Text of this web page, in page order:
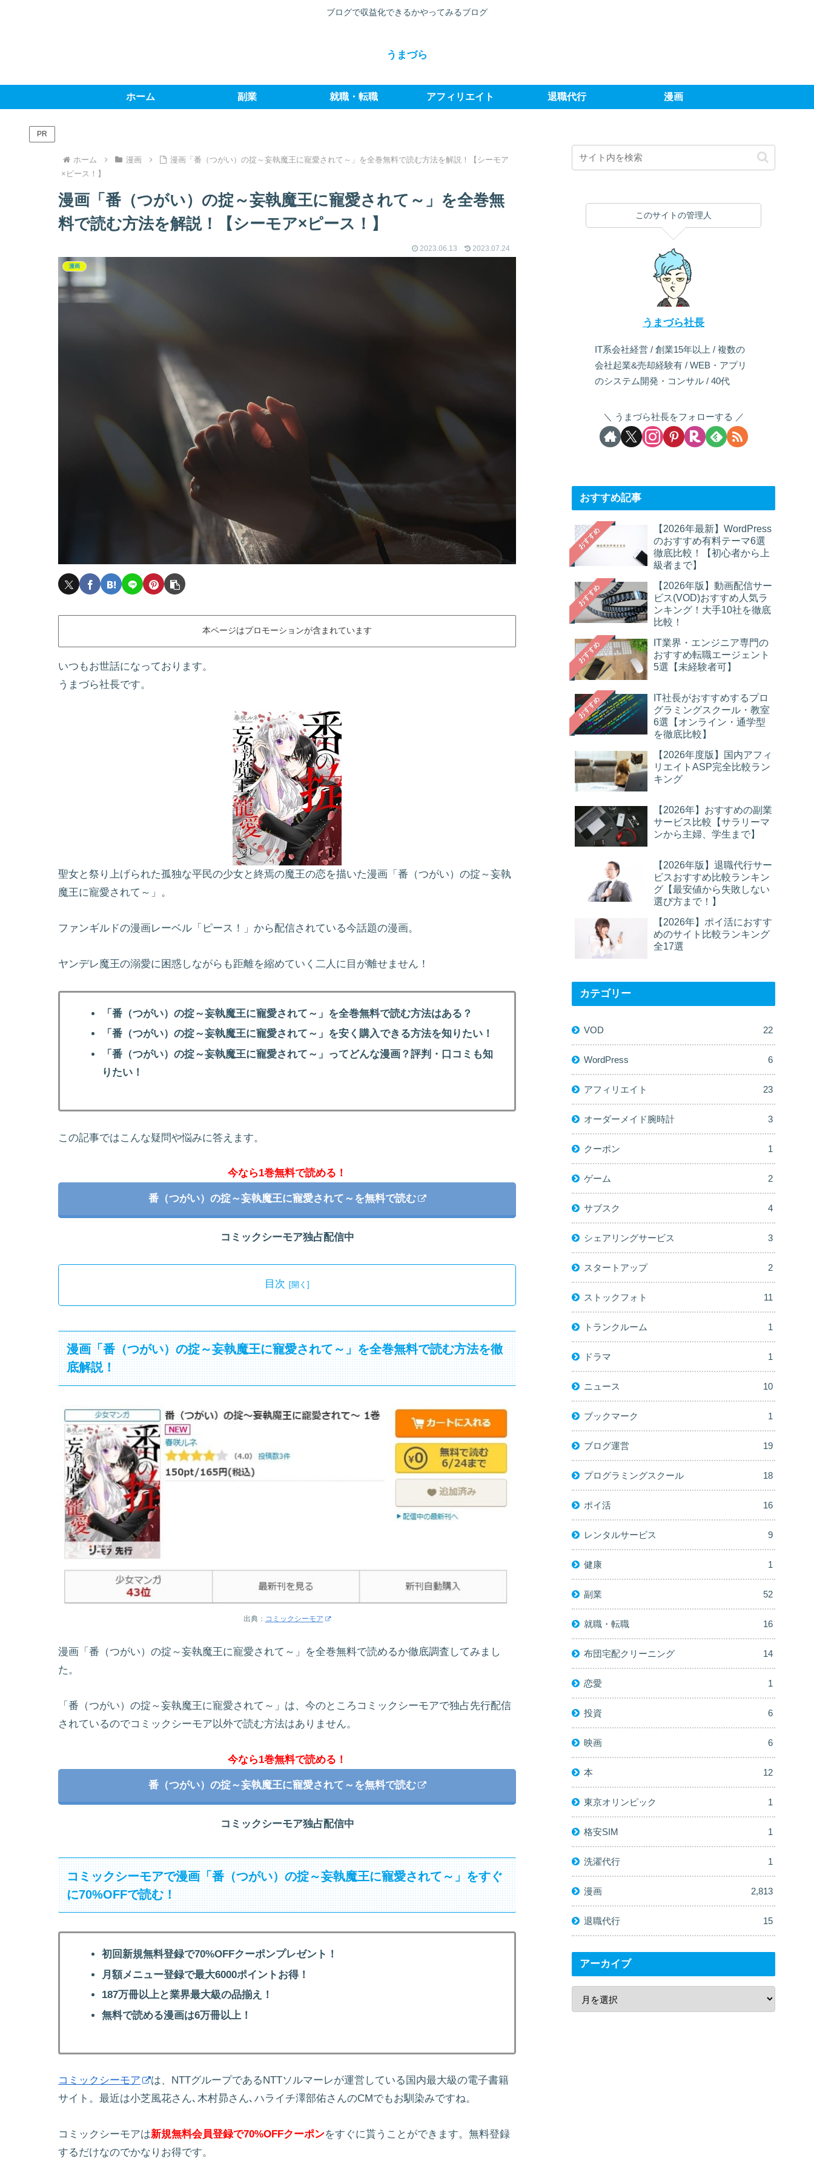
ブログで収益化できるかやってみるブログ
うまづら
ホーム 副業 就職・転職 アフィリエイト 退職代行 漫画
PR
ホーム 漫画
漫画「番（つがい）の掟～妄執魔王に寵愛されて～」を全巻無料で読む方法を解説！【シーモア
×ピース！】
漫画「番（つがい）の掟～妄執魔王に寵愛されて～」を全巻無
料で読む方法を解説！【シーモア×ピース！】
2023.06.13 2023.07.24
漫画
本ページはプロモーションが含まれています
いつもお世話になっております。
うまづら社長です。
聖女と祭り上げられた孤独な平民の少女と終焉の魔王の恋を描いた漫画「番（つがい）の掟～妄執
魔王に寵愛されて～」。
ファンギルドの漫画レーベル「ピース！」から配信されている今話題の漫画。
ヤンデレ魔王の溺愛に困惑しながらも距離を縮めていく二人に目が離せません！
「番（つがい）の掟～妄執魔王に寵愛されて～」を全巻無料で読む方法はある？
「番（つがい）の掟～妄執魔王に寵愛されて～」を安く購入できる方法を知りたい！
「番（つがい）の掟～妄執魔王に寵愛されて～」ってどんな漫画？評判・口コミも知
りたい！
この記事ではこんな疑問や悩みに答えます。
今なら1巻無料で読める！
番（つがい）の掟～妄執魔王に寵愛されて～を無料で読む
コミックシーモア独占配信中
目次
漫画「番（つがい）の掟～妄執魔王に寵愛されて～」を全巻無料で読む方法を徹
底解説！
出典： コミックシーモア
漫画「番（つがい）の掟～妄執魔王に寵愛されて～」を全巻無料で読めるか徹底調査してみまし
た。
「番（つがい）の掟～妄執魔王に寵愛されて～」は、今のところコミックシーモアで独占先行配信
されているのでコミックシーモア以外で読む方法はありません。
今なら1巻無料で読める！
番（つがい）の掟～妄執魔王に寵愛されて～を無料で読む
コミックシーモア独占配信中
コミックシーモアで漫画「番（つがい）の掟～妄執魔王に寵愛されて～」をすぐ
に70%OFFで読む！
初回新規無料登録で70%OFFクーポンプレゼント！
月額メニュー登録で最大6000ポイントお得！
187万冊以上と業界最大級の品揃え！
無料で読める漫画は6万冊以上！
コミックシーモア
は、NTTグループであるNTTソルマーレが運営している国内最大級の電子書籍
サイト。最近は小芝風花さん､木村昴さん､ハライチ澤部佑さんのCMでもお馴染みですね。
コミックシーモアは新規無料会員登録で70%OFFクーポンをすぐに貰うことができます。無料登録
するだけなのでかなりお得です。
このサイトの管理人
うまづら社長
IT系会社経営 / 創業15年以上 / 複数の
会社起業&売却経験有 / WEB・アプリ
のシステム開発・コンサル / 40代
うまづら社長をフォローする
おすすめ記事
おすすめ
【2026年最新】WordPress
のおすすめ有料テーマ6選
徹底比較！【初心者から上
級者まで】
おすすめ
【2026年版】動画配信サー
ビス(VOD)おすすめ人気ラ
ンキング！大手10社を徹底
比較！
おすすめ
IT業界・エンジニア専門の
おすすめ転職エージェント
5選【未経験者可】
おすすめ
IT社長がおすすめするプロ
グラミングスクール・教室
6選【オンライン・通学型
を徹底比較】
【2026年度版】国内アフィ
リエイトASP完全比較ラン
キング
【2026年】おすすめの副業
サービス比較【サラリーマ
ンから主婦、学生まで】
【2026年版】退職代行サー
ビスおすすめ比較ランキン
グ【最安値から失敗しない
選び方まで！】
【2026年】ポイ活におすす
めのサイト比較ランキング
全17選
カテゴリー
VOD 22
WordPress 6
アフィリエイト 23
オーダーメイド腕時計 3
クーポン 1
ゲーム 2
サブスク 4
シェアリングサービス 3
スタートアップ 2
ストックフォト 11
トランクルーム 1
ドラマ 1
ニュース 10
ブックマーク 1
ブログ運営 19
プログラミングスクール 18
ポイ活 16
レンタルサービス 9
健康 1
副業 52
就職・転職 16
布団宅配クリーニング 14
恋愛 1
投資 6
映画 6
本 12
東京オリンピック 1
格安SIM 1
洗濯代行 1
漫画 2,813
退職代行 15
アーカイブ